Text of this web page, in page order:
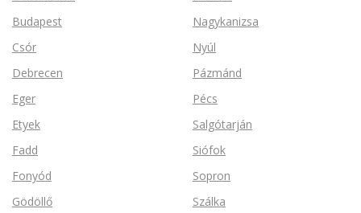
Budapest
Csór
Debrecen
Eger
Etyek
Fadd
Fonyód
Gödöllő
Nagykanizsa
Nyúl
Pázmánd
Pécs
Salgótarján
Siófok
Sopron
Szálka